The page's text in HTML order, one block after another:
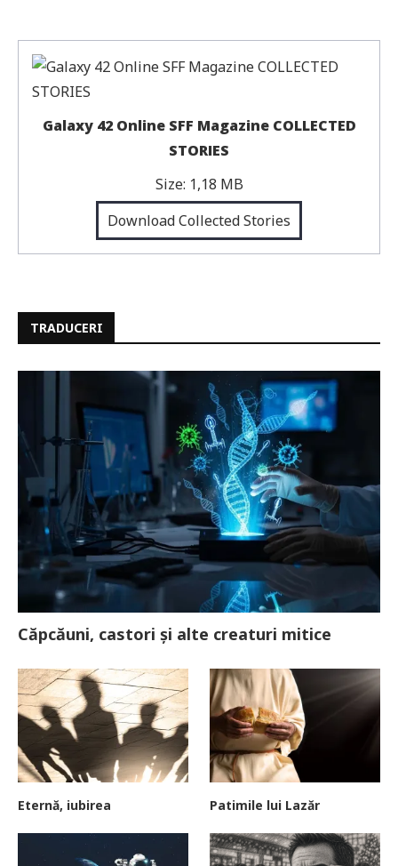
Galaxy 42 Online SFF Magazine COLLECTED
STORIES
Size: 1,18 MB
Download Collected Stories
TRADUCERI
Căpcăuni, castori și alte creaturi mitice
Eternă, iubirea Patimile lui Lazăr